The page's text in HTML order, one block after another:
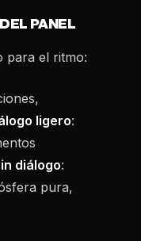
PANEL
para el ritmo:
ligero:
diálogo:
pura,